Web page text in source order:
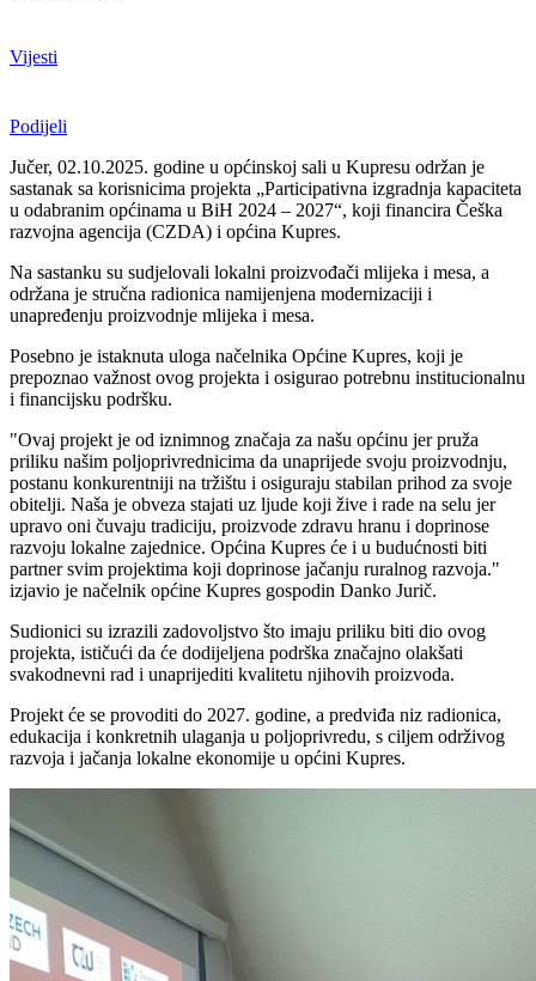
Vijesti
Podijeli
Jučer, 02.10.2025. godine u općinskoj sali u Kupresu održan je
sastanak sa korisnicima projekta „Participativna izgradnja kapaciteta
u odabranim općinama u BiH 2024 – 2027“, koji financira Češka
razvojna agencija (CZDA) i općina Kupres.
Na sastanku su sudjelovali lokalni proizvođači mlijeka i mesa, a
održana je stručna radionica namijenjena modernizaciji i
unapređenju proizvodnje mlijeka i mesa.
Posebno je istaknuta uloga načelnika Općine Kupres, koji je
prepoznao važnost ovog projekta i osigurao potrebnu institucionalnu
i financijsku podršku.
"Ovaj projekt je od iznimnog značaja za našu općinu jer pruža
priliku našim poljoprivrednicima da unaprijede svoju proizvodnju,
postanu konkurentniji na tržištu i osiguraju stabilan prihod za svoje
obitelji. Naša je obveza stajati uz ljude koji žive i rade na selu jer
upravo oni čuvaju tradiciju, proizvode zdravu hranu i doprinose
razvoju lokalne zajednice. Općina Kupres će i u budućnosti biti
partner svim projektima koji doprinose jačanju ruralnog razvoja."
izjavio je načelnik općine Kupres gospodin Danko Jurič.
Sudionici su izrazili zadovoljstvo što imaju priliku biti dio ovog
projekta, ističući da će dodijeljena podrška značajno olakšati
svakodnevni rad i unaprijediti kvalitetu njihovih proizvoda.
Projekt će se provoditi do 2027. godine, a predviđa niz radionica,
edukacija i konkretnih ulaganja u poljoprivredu, s ciljem održivog
razvoja i jačanja lokalne ekonomije u općini Kupres.